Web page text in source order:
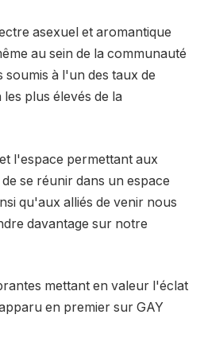
asexuel et aromantique
au sein de la communauté
soumis à l'un des taux de
plus élevés de la
l'espace permettant aux
se réunir dans un espace
qu'aux alliés de venir nous
davantage sur notre
mettant en valeur l'éclat
en premier sur GAY